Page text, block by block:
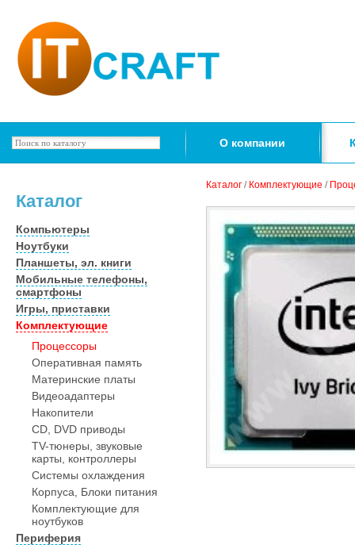
О компании
Каталог
Компьютеры
Ноутбуки
Планшеты, эл. книги
Мобильные телефоны,
смартфоны
Игры, приставки
Комплектующие
Процессоры
Оперативная память
Материнские платы
Видеоадаптеры
Накопители
CD, DVD приводы
TV-тюнеры, звуковые
карты, контроллеры
Системы охлаждения
Корпуса, Блоки питания
Комплектующие для
ноутбуков
Периферия
Каталог / Комплектующие /